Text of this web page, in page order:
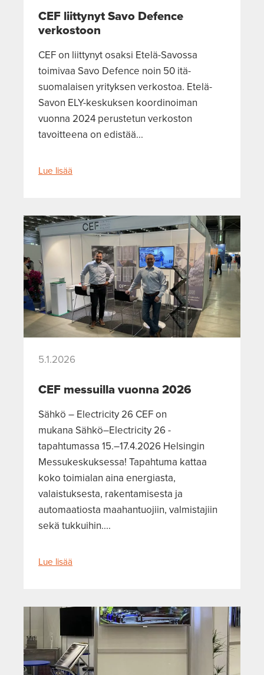
CEF liittynyt Savo Defence
verkostoon
CEF on liittynyt osaksi Etelä-Savossa
toimivaa Savo Defence noin 50 itä-
suomalaisen yrityksen verkostoa. Etelä-
Savon ELY-keskuksen koordinoiman
vuonna 2024 perustetun verkoston
tavoitteena on edistää...
Lue lisää
5.1.2026
CEF messuilla vuonna 2026
Sähkö – Electricity 26 CEF on
mukana Sähkö–Electricity 26 -
tapahtumassa 15.–17.4.2026 Helsingin
Messukeskuksessa! Tapahtuma kattaa
koko toimialan aina energiasta,
valaistuksesta, rakentamisesta ja
automaatiosta maahantuojiin, valmistajiin
sekä tukkuihin....
Lue lisää